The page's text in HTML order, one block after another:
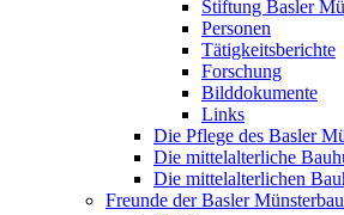
Stiftung Basler
Personen
Tätigkeitsberichte
Forschung
Bilddokumente
Links
Die Pflege des Basler
Die mittelalterliche
Die mittelalterlichen
Freunde der Basler